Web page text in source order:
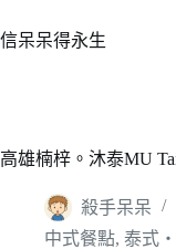
至
容
信呆呆得永生
高雄楠梓。沐泰MU
殺手呆呆
中式餐點, 泰式‧